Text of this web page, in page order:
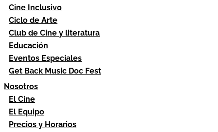
Cine Inclusivo
Ciclo de Arte
Club de Cine y literatura
Educación
Eventos Especiales
Get Back Music Doc Fest
Nosotros
El Cine
El Equipo
Precios y Horarios